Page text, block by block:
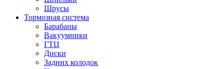
Шрусы
Тормозная система
Барабаны
Вакуумники
ГТЦ
Диски
Задних колодок